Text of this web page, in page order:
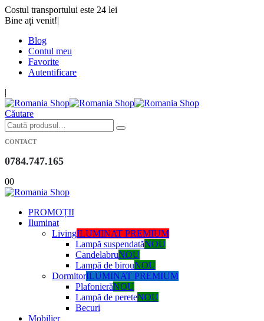
Costul transportului este 24 lei
Bine ați venit!|
Blog
Contul meu
Favorite
Autentificare
|
Căutare
CONTACT
0784.747.165
00
PROMOȚII
Iluminat
LivingILUMINAT PREMIUM
Lampă suspendatăNOU
CandelabruNOU
Lampă de birouNOU
DormitorILUMINAT PREMIUM
PlafonierăNOU
Lampă de pereteNOU
Becuri
Mobilier